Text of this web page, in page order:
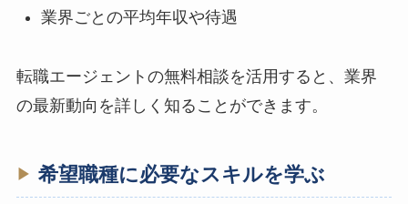
業界ごとの平均年収や待遇
転職エージェントの無料相談を活用すると、業界
の最新動向を詳しく知ることができます。
希望職種に必要なスキルを学ぶ